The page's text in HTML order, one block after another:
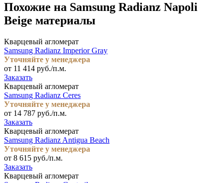
Похожие на Samsung Radianz Napoli
Beige материалы
Кварцевый агломерат
Samsung Radianz Imperior Gray
Уточняйте у менеджера
от 11 414 руб./п.м.
Заказать
Кварцевый агломерат
Samsung Radianz Ceres
Уточняйте у менеджера
от 14 787 руб./п.м.
Заказать
Кварцевый агломерат
Samsung Radianz Antigua Beach
Уточняйте у менеджера
от 8 615 руб./п.м.
Заказать
Кварцевый агломерат